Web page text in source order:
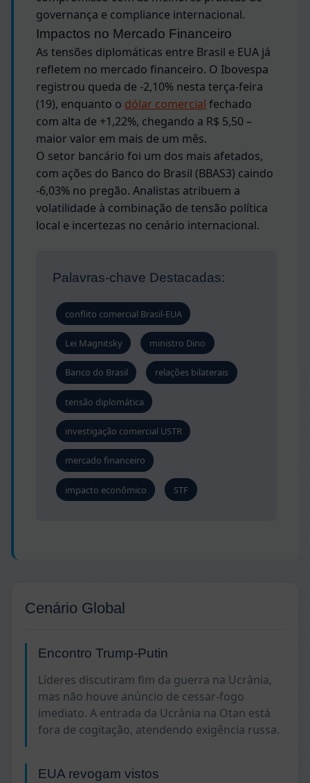
governança e compliance internacional.
Impactos no Mercado Financeiro
As tensões diplomáticas entre Brasil e EUA já
refletem no mercado financeiro. O Ibovespa
registrou queda de -2,10% nesta terça-feira
(19), enquanto o dólar comercial fechado
com alta de +1,22%, chegando a R$ 5,50 –
maior valor em mais de um mês.
O setor bancário foi um dos mais afetados,
com ações do Banco do Brasil (BBAS3) caindo
-6,03% no pregão. Analistas atribuem a
volatilidade à combinação de tensão política
local e incertezas no cenário internacional.
Palavras-chave Destacadas:
conflito comercial Brasil-EUA
Lei Magnitsky ministro Dino
Banco do Brasil relações bilaterais
tensão diplomática
investigação comercial USTR
mercado financeiro
impacto econômico STF
Cenário Global
Encontro Trump-Putin
Líderes discutiram fim da guerra na Ucrânia,
mas não houve anúncio de cessar-fogo
imediato. A entrada da Ucrânia na Otan está
fora de cogitação, atendendo exigência russa.
EUA revogam vistos